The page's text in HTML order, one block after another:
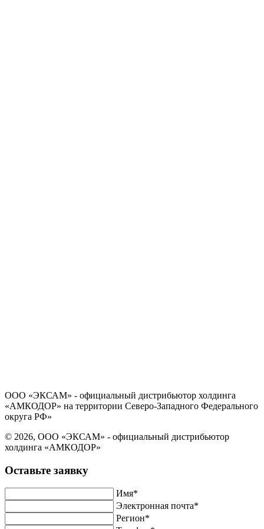
ООО «ЭКСАМ» - официальный дистрибьютор холдинга
«АМКОДОР» на территории Северо-Западного Федерального
округа РФ»
© 2026, ООО «ЭКСАМ» - официальный дистрибьютор
холдинга «АМКОДОР»
Оставьте заявку
Имя*
Электронная почта*
Регион*